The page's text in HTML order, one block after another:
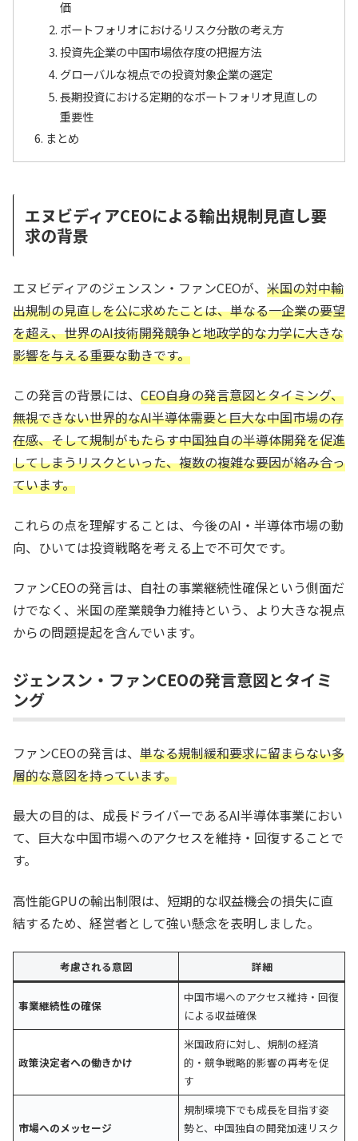
価
ポートフォリオにおけるリスク分散の考え方
投資先企業の中国市場依存度の把握方法
グローバルな視点での投資対象企業の選定
長期投資における定期的なポートフォリオ見直しの
重要性
まとめ
エヌビディアCEOによる輸出規制見直し要
求の背景
エヌビディアのジェンスン・ファンCEOが、 米国の対中輸
出規制の見直しを公に求めたことは、単なる一企業の要望
を超え、世界のAI技術開発競争と地政学的な力学に大きな
影響を与える重要な動きです。
この発言の背景には、 CEO自身の発言意図とタイミング、
無視できない世界的なAI半導体需要と巨大な中国市場の存
在感、そして規制がもたらす中国独自の半導体開発を促進
してしまうリスクといった、複数の複雑な要因が絡み合っ
ています。
これらの点を理解することは、今後のAI・半導体市場の動
向、ひいては投資戦略を考える上で不可欠です。
ファンCEOの発言は、自社の事業継続性確保という側面だ
けでなく、米国の産業競争力維持という、より大きな視点
からの問題提起を含んでいます。
ジェンスン・ファンCEOの発言意図とタイミ
ング
ファンCEOの発言は、 単なる規制緩和要求に留まらない多
層的な意図を持っています。
最大の目的は、成長ドライバーであるAI半導体事業におい
て、巨大な中国市場へのアクセスを維持・回復することで
す。
高性能GPUの輸出制限は、短期的な収益機会の損失に直
結するため、経営者として強い懸念を表明しました。
考慮される意図 詳細
事業継続性の確保
中国市場へのアクセス維持・回復
による収益確保
政策決定者への働きかけ
米国政府に対し、規制の経済
的・競争戦略的影響の再考を促
す
市場へのメッセージ
規制環境下でも成長を目指す姿
勢と、中国独自の開発加速リスク